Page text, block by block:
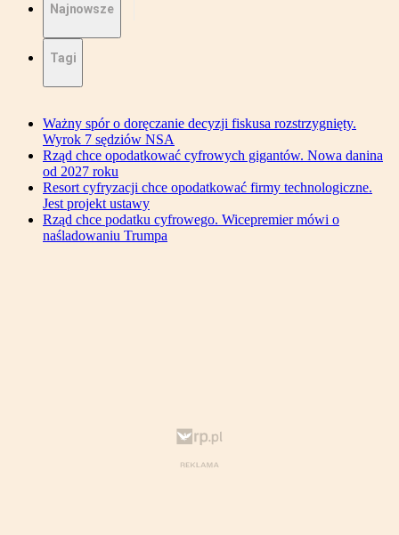
Najnowsze
Tagi
Ważny spór o doręczanie decyzji fiskusa rozstrzygnięty.
Wyrok 7 sędziów NSA
Rząd chce opodatkować cyfrowych gigantów. Nowa danina
od 2027 roku
Resort cyfryzacji chce opodatkować firmy technologiczne.
Jest projekt ustawy
Rząd chce podatku cyfrowego. Wicepremier mówi o
naśladowaniu Trumpa